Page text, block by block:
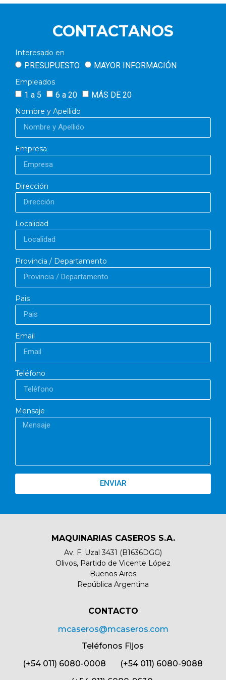
CONTACTANOS
Interesado en
PRESUPUESTO MAYOR INFORMACIÓN
Empleados
1 a 5 6 a 20 MÁS DE 20
Nombre y Apellido
Empresa
Dirección
Localidad
Provincia / Departamento
Pais
Email
Teléfono
Mensaje
ENVIAR
MAQUINARIAS CASEROS S.A.
Av. F. Uzal 3431 (B1636DGG)
Olivos, Partido de Vicente López
Buenos Aires
República Argentina
CONTACTO​
mcaseros@mcaseros.com
Teléfonos Fijos
(+54 011) 6080-0008 (+54 011) 6080-9088